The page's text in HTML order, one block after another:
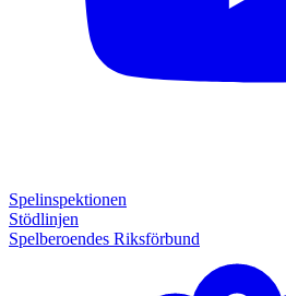
Spelinspektionen
Stödlinjen
Spelberoendes Riksförbund